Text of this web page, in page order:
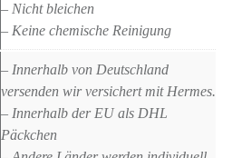
– Nicht bleichen
– Keine chemische Reinigung
– Innerhalb von Deutschland
versenden wir versichert mit Hermes.
– Innerhalb der EU als DHL
Päckchen